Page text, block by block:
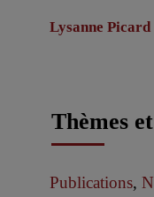
Lysanne Picard
Thèmes
Publications,